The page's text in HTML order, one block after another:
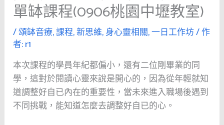
單缽課程(0906桃園中壢教室)
/頌缽音療,課程,新思維,身心靈相關,一日工作坊/ 作
者:r1
本次課程的學員年紀都偏小，還有二位剛畢業的同
學，這對於閱讀心靈來說是開心的，因為從年輕就知
道調整好自已內在的重要性，當未來進入職場後遇到
不同挑戰，能知道怎麼去調整好自已的心。